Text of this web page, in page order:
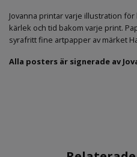
Jovanna printar varje illustration
kärlek och tid bakom varje print.
syrafritt fine artpapper av märket
Alla posters är signerade av